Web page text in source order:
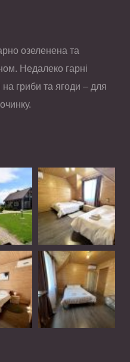
озеленена та
Недалеко гарні
на гриби та ягоди – для